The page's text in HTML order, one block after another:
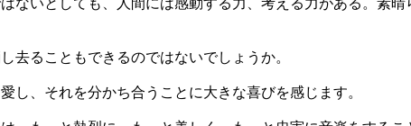
去ることもできるのではないでしょうか。
、それを分かち合うことに大きな喜びを感じます。